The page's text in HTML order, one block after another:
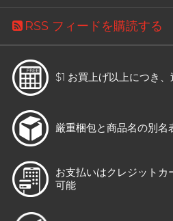
RSS フィードを購読する
$1 お買上げ以上につき、
厳重梱包と商品名の別名
お支払いはクレジットカ
可能